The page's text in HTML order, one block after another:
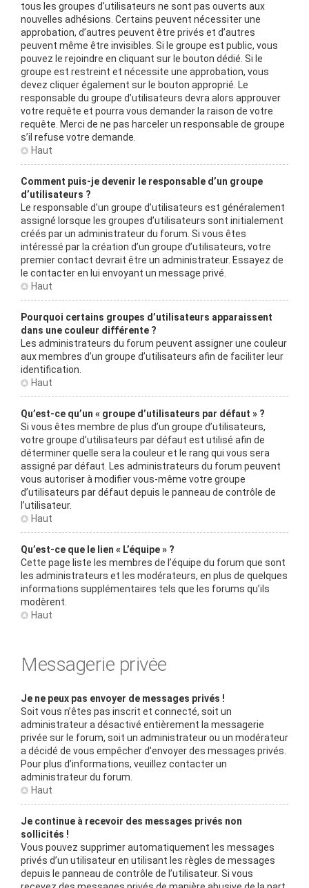
tous les groupes d’utilisateurs ne sont pas ouverts aux
nouvelles adhésions. Certains peuvent nécessiter une
approbation, d’autres peuvent être privés et d’autres
peuvent même être invisibles. Si le groupe est public, vous
pouvez le rejoindre en cliquant sur le bouton dédié. Si le
groupe est restreint et nécessite une approbation, vous
devez cliquer également sur le bouton approprié. Le
responsable du groupe d’utilisateurs devra alors approuver
votre requête et pourra vous demander la raison de votre
requête. Merci de ne pas harceler un responsable de groupe
s’il refuse votre demande.
Haut
Comment puis-je devenir le responsable d’un groupe
d’utilisateurs ?
Le responsable d’un groupe d’utilisateurs est généralement
assigné lorsque les groupes d’utilisateurs sont initialement
créés par un administrateur du forum. Si vous êtes
intéressé par la création d’un groupe d’utilisateurs, votre
premier contact devrait être un administrateur. Essayez de
le contacter en lui envoyant un message privé.
Haut
Pourquoi certains groupes d’utilisateurs apparaissent
dans une couleur différente ?
Les administrateurs du forum peuvent assigner une couleur
aux membres d’un groupe d’utilisateurs afin de faciliter leur
identification.
Haut
Qu’est-ce qu’un « groupe d’utilisateurs par défaut » ?
Si vous êtes membre de plus d’un groupe d’utilisateurs,
votre groupe d’utilisateurs par défaut est utilisé afin de
déterminer quelle sera la couleur et le rang qui vous sera
assigné par défaut. Les administrateurs du forum peuvent
vous autoriser à modifier vous-même votre groupe
d’utilisateurs par défaut depuis le panneau de contrôle de
l’utilisateur.
Haut
Qu’est-ce que le lien « L’équipe » ?
Cette page liste les membres de l’équipe du forum que sont
les administrateurs et les modérateurs, en plus de quelques
informations supplémentaires tels que les forums qu’ils
modèrent.
Haut
Messagerie privée
Je ne peux pas envoyer de messages privés !
Soit vous n’êtes pas inscrit et connecté, soit un
administrateur a désactivé entièrement la messagerie
privée sur le forum, soit un administrateur ou un modérateur
a décidé de vous empêcher d’envoyer des messages privés.
Pour plus d’informations, veuillez contacter un
administrateur du forum.
Haut
Je continue à recevoir des messages privés non
sollicités !
Vous pouvez supprimer automatiquement les messages
privés d’un utilisateur en utilisant les règles de messages
depuis le panneau de contrôle de l’utilisateur. Si vous